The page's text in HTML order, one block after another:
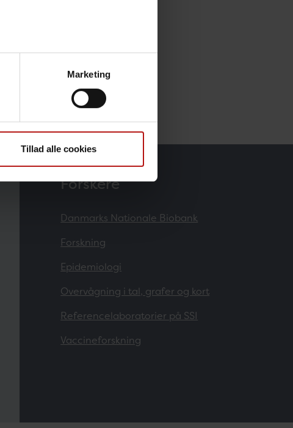
Marketing
Tillad alle cookies
Forskere
Danmarks Nationale Biobank
Forskning
Epidemiologi
Overvågning i tal, grafer og kort
Referencelaboratorier på SSI
Vaccineforskning